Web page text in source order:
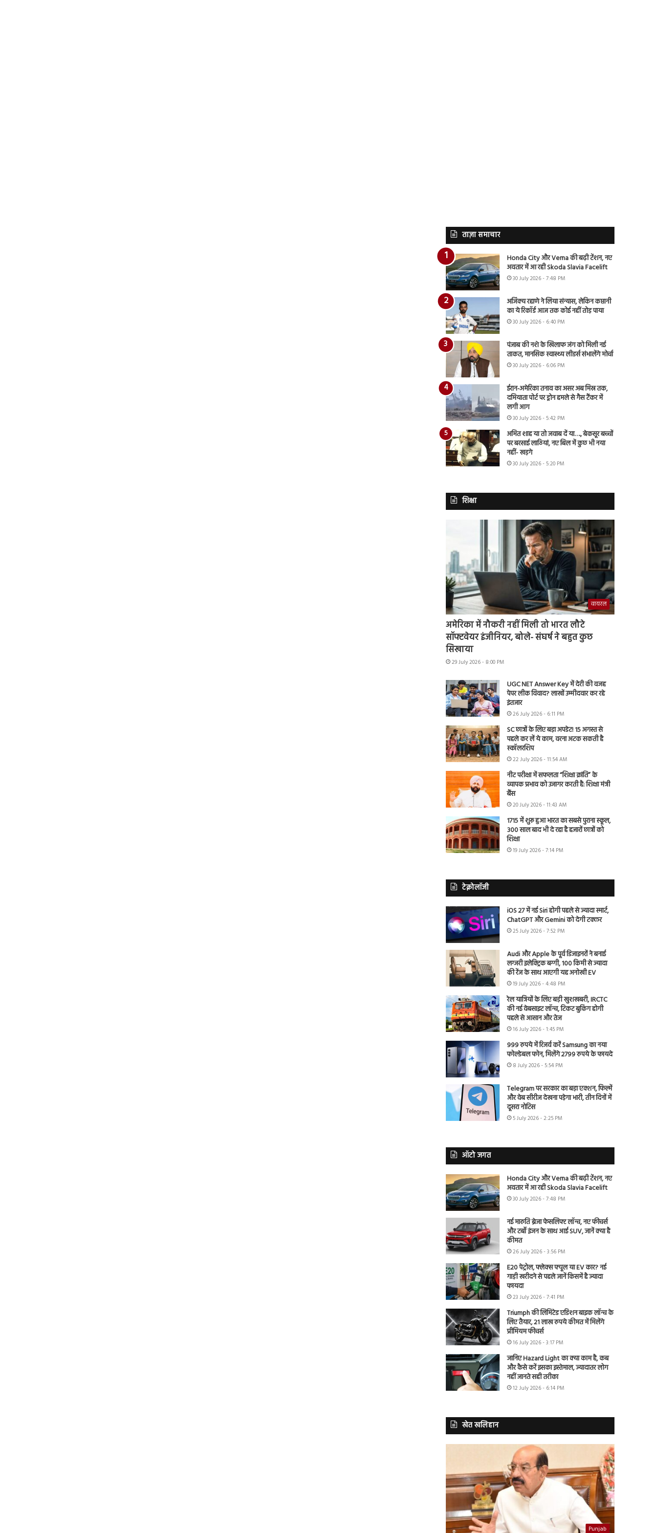
ताज़ा समाचार
Honda City और Verna की बढ़ी टेंशन, नए
अवतार में आ रही Skoda Slavia Facelift
30 July 2026 - 7:48 PM
अजिंक्य रहाणे ने लिया संन्यास, लेकिन कप्तानी
का ये रिकॉर्ड आज तक कोई नहीं तोड़ पाया
30 July 2026 - 6:40 PM
पंजाब की नशे के खिलाफ जंग को मिली नई
ताकत, मानसिक स्वास्थ्य लीडर्स संभालेंगे मोर्चा
30 July 2026 - 6:06 PM
ईरान-अमेरिका तनाव का असर अब मिस्र तक,
दमियाता पोर्ट पर ड्रोन हमले से गैस टैंकर में
लगी आग
30 July 2026 - 5:42 PM
अमित शाह या तो जवाब दें या…., बेकसूर बच्चों
पर बरसाई लाठियां, नए बिल में कुछ भी नया
नहीं- खड़गे
30 July 2026 - 5:20 PM
शिक्षा
वायरल
अमेरिका में नौकरी नहीं मिली तो भारत लौटे
सॉफ्टवेयर इंजीनियर, बोले- संघर्ष ने बहुत कुछ
सिखाया
29 July 2026 - 8:00 PM
UGC NET Answer Key में देरी की वजह
पेपर लीक विवाद? लाखों उम्मीदवार कर रहे
इंतजार
26 July 2026 - 6:11 PM
SC छात्रों के लिए बड़ा अपडेट! 15 अगस्त से
पहले कर लें ये काम, वरना अटक सकती है
स्कॉलरशिप
22 July 2026 - 11:54 AM
नीट परीक्षा में सफलता “शिक्षा क्रांति” के
व्यापक प्रभाव को उजागर करती है: शिक्षा मंत्री
बैंस
20 July 2026 - 11:43 AM
1715 में शुरू हुआ भारत का सबसे पुराना स्कूल,
300 साल बाद भी दे रहा है हजारों छात्रों को
शिक्षा
19 July 2026 - 7:14 PM
टेक्नोलॉजी
iOS 27 में नई Siri होगी पहले से ज्यादा स्मार्ट,
ChatGPT और Gemini को देगी टक्कर
25 July 2026 - 7:52 PM
Audi और Apple के पूर्व डिजाइनरों ने बनाई
लग्जरी इलेक्ट्रिक बग्गी, 100 किमी से ज्यादा
की रेंज के साथ आएगी यह अनोखी EV
19 July 2026 - 4:48 PM
रेल यात्रियों के लिए बड़ी खुशखबरी, IRCTC
की नई वेबसाइट लॉन्च, टिकट बुकिंग होगी
पहले से आसान और तेज
16 July 2026 - 1:45 PM
999 रुपये में रिजर्व करें Samsung का नया
फोल्डेबल फोन, मिलेंगे 2799 रुपये के फायदे
8 July 2026 - 5:54 PM
Telegram पर सरकार का बड़ा एक्शन, फिल्में
और वेब सीरीज देखना पड़ेगा भारी, तीन दिनों में
दूसरा नोटिस
5 July 2026 - 2:25 PM
ऑटो जगत
Honda City और Verna की बढ़ी टेंशन, नए
अवतार में आ रही Skoda Slavia Facelift
30 July 2026 - 7:48 PM
नई मारुति ब्रेजा फेसलिफ्ट लॉन्च, नए फीचर्स
और टर्बो इंजन के साथ आई SUV, जानें क्या है
कीमत
26 July 2026 - 3:56 PM
E20 पेट्रोल, फ्लेक्स फ्यूल या EV कार? नई
गाड़ी खरीदने से पहले जानें किसमें है ज्यादा
फायदा
23 July 2026 - 7:41 PM
Triumph की लिमिटेड एडिशन बाइक लॉन्च के
लिए तैयार, 21 लाख रुपये कीमत में मिलेंगे
प्रीमियम फीचर्स
16 July 2026 - 3:17 PM
जानिए Hazard Light का क्या काम है, कब
और कैसे करें इसका इस्तेमाल, ज्यादातर लोग
नहीं जानते सही तरीका
12 July 2026 - 6:14 PM
खेत खलिहान
Punjab